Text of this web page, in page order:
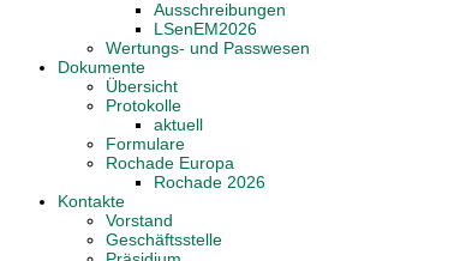
Ausschreibungen
LSenEM2026
Wertungs- und Passwesen
Dokumente
Übersicht
Protokolle
aktuell
Formulare
Rochade Europa
Rochade 2026
Kontakte
Vorstand
Geschäftsstelle